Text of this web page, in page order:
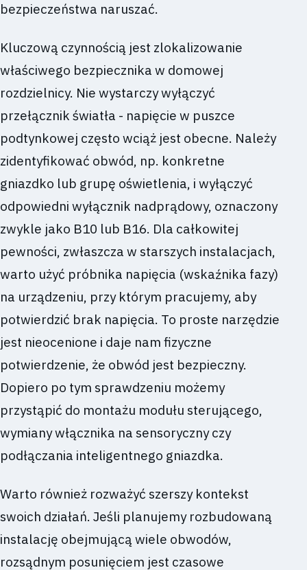
bezpieczeństwa naruszać.
Kluczową czynnością jest zlokalizowanie
właściwego bezpiecznika w domowej
rozdzielnicy. Nie wystarczy wyłączyć
przełącznik światła - napięcie w puszce
podtynkowej często wciąż jest obecne. Należy
zidentyfikować obwód, np. konkretne
gniazdko lub grupę oświetlenia, i wyłączyć
odpowiedni wyłącznik nadprądowy, oznaczony
zwykle jako B10 lub B16. Dla całkowitej
pewności, zwłaszcza w starszych instalacjach,
warto użyć próbnika napięcia (wskaźnika fazy)
na urządzeniu, przy którym pracujemy, aby
potwierdzić brak napięcia. To proste narzędzie
jest nieocenione i daje nam fizyczne
potwierdzenie, że obwód jest bezpieczny.
Dopiero po tym sprawdzeniu możemy
przystąpić do montażu modułu sterującego,
wymiany włącznika na sensoryczny czy
podłączania inteligentnego gniazdka.
Warto również rozważyć szerszy kontekst
swoich działań. Jeśli planujemy rozbudowaną
instalację obejmującą wiele obwodów,
rozsądnym posunięciem jest czasowe